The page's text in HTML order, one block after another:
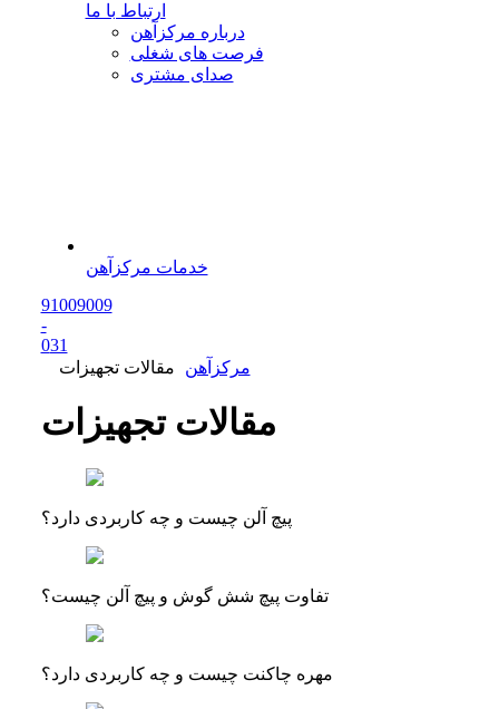
ارتباط با ما
درباره مرکزآهن
فرصت های شغلی
صدای مشتری
خدمات مرکزآهن
91009009
-
031
مرکزآهن
مقالات تجهیزات
مقالات تجهیزات
پیچ آلن چیست و چه کاربردی دارد؟
تفاوت پیچ شش گوش و پیچ آلن چیست؟
مهره چاکنت چیست و چه کاربردی دارد؟